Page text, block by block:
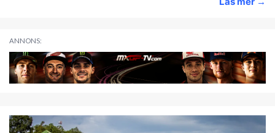
ANNONS: